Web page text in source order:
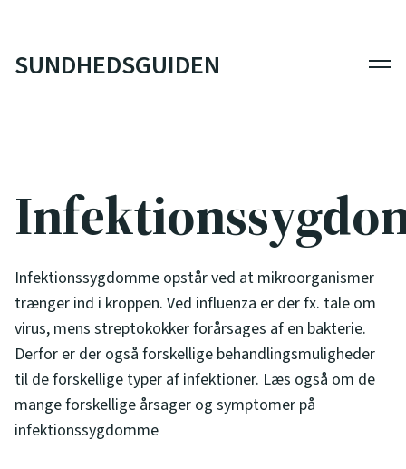
SUNDHEDSGUIDEN
Infektionssygdomme opstår ved at mikroorganismer
trænger ind i kroppen. Ved influenza er der fx. tale om
virus, mens streptokokker forårsages af en bakterie.
Derfor er der også forskellige behandlingsmuligheder
til de forskellige typer af infektioner. Læs også om de
mange forskellige årsager og symptomer på
infektionssygdomme